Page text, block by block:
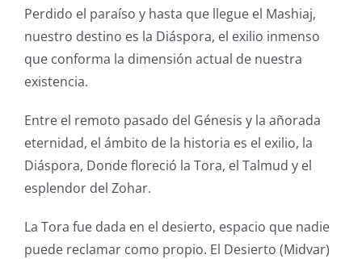
Perdido el paraíso y hasta que llegue el Mashiaj,
nuestro destino es la Diáspora, el exilio inmenso
que conforma la dimensión actual de nuestra
existencia.
Entre el remoto pasado del Génesis y la añorada
eternidad, el ámbito de la historia es el exilio, la
Diáspora, Donde floreció la Tora, el Talmud y el
esplendor del Zohar.
La Tora fue dada en el desierto, espacio que nadie
puede reclamar como propio. El Desierto (Midvar)